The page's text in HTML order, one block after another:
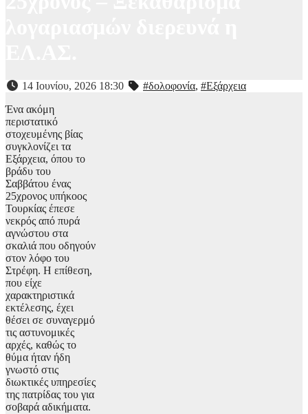
14 Ιουνίου, 2026 18:30 #δολοφονία, #Εξάρχεια
Ένα ακόμη
περιστατικό
στοχευμένης βίας
συγκλονίζει τα
Εξάρχεια, όπου το
βράδυ του
Σαββάτου ένας
25χρονος υπήκοος
Τουρκίας έπεσε
νεκρός από πυρά
αγνώστου στα
σκαλιά που οδηγούν
στον λόφο του
Στρέφη. Η επίθεση,
που είχε
χαρακτηριστικά
εκτέλεσης, έχει
θέσει σε συναγερμό
τις αστυνομικές
αρχές, καθώς το
θύμα ήταν ήδη
γνωστό στις
διωκτικές υπηρεσίες
της πατρίδας του για
σοβαρά αδικήματα.